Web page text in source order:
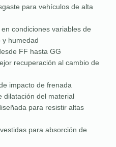
para vehículos de alta
condiciones variables de
y humedad
FF hasta GG
recuperación al cambio de
impacto de frenada
dilatación del material
para resistir altas
para absorción de